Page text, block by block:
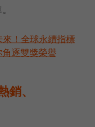
！全球永續指標
逐雙獎榮譽
、